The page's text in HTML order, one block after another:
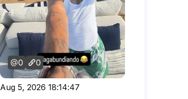
0 0
Aug 5, 2026 18:14:47